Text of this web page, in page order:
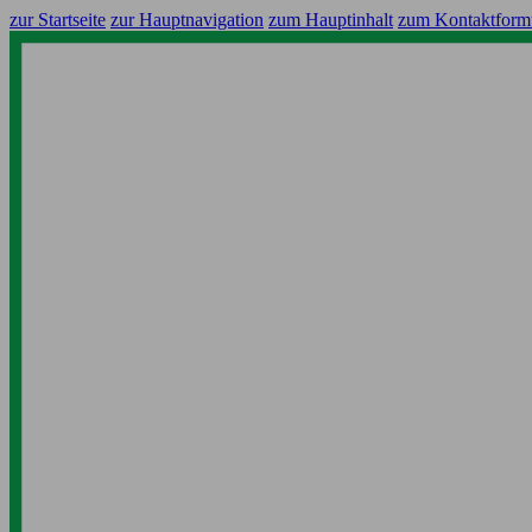
zur Startseite zur Hauptnavigation zum Hauptinhalt zum